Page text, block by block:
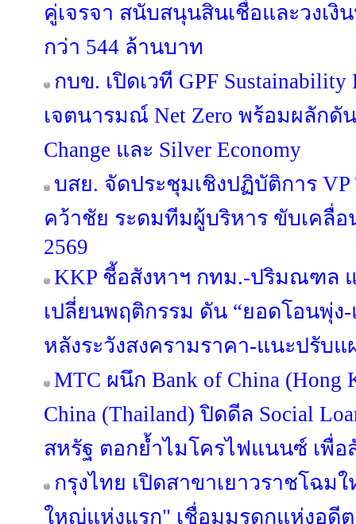
คู่เจรจา สนับสนุนสินเชื่อและวงเงิ
กว่า 544 ล้านบาท
กบข. เปิดเวที GPF Sustainability
เจตนารมณ์ Net Zero พร้อมผลักดั
Change และ Silver Economy
บสย. จัดประชุมเชิงปฏิบัติการ VP
คว้าชัย ระดมทีมผู้บริหาร ขับเคลื่อ
2569
KKP ชี้อสังหาฯ กทม.-ปริมณฑล
เปลี่ยนพฤติกรรม ดัน “ยอดโอนพุ่ง
หลังระวังสงครามราคา-แนะปรับแ
MTC ผนึก Bank of China (Hong
China (Thailand) ปิดดีล Social
สหรัฐ ตอกย้ำไมโครไฟแนนซ์ เพื่
กรุงไทย เปิดสาขาเยาวราชโฉ
ใหญ่แห่งแรก" เชื่อมมรดกแห่งอดี